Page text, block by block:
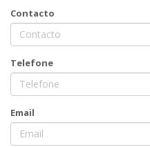
Contacto
Telefone
Email